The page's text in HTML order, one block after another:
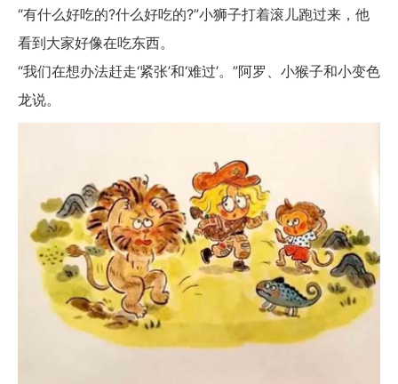
“有什么好吃的?什么好吃的?”小狮子打着滚儿跑过来，他
看到大家好像在吃东西。
“我们在想办法赶走‘紧张’和‘难过’。”阿罗、小猴子和小变色
龙说。